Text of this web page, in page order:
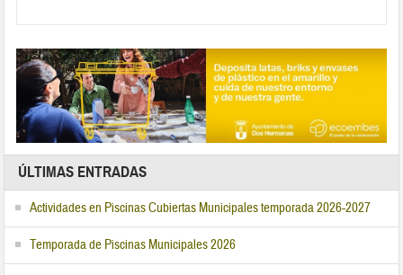
ÚLTIMAS ENTRADAS
Actividades en Piscinas Cubiertas Municipales temporada 2026-2027
Temporada de Piscinas Municipales 2026